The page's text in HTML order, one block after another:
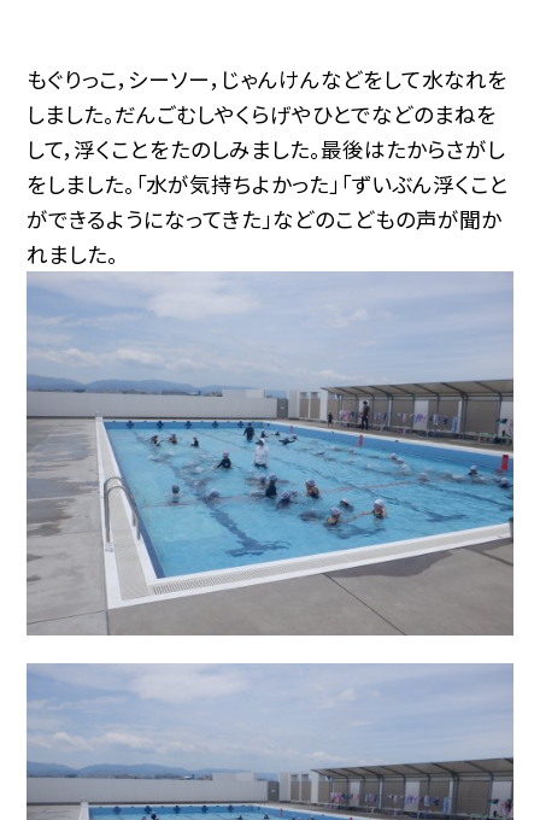
もぐりっこ，シーソー，じゃんけんなどをして水なれを
しました。だんごむしやくらげやひとでなどのまねを
して，浮くことをたのしみました。最後はたからさがし
をしました。「水が気持ちよかった」「ずいぶん浮くこと
ができるようになってきた」などのこどもの声が聞か
れました。